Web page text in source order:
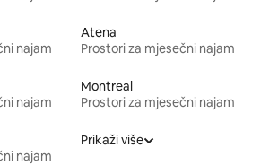
najam
Atena
Prostori za mjesečni najam
najam
Montreal
Prostori za mjesečni najam
najam
Prikaži više